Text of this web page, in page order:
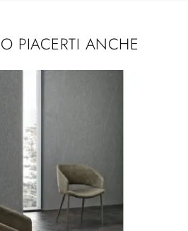
PIACERTI ANCHE